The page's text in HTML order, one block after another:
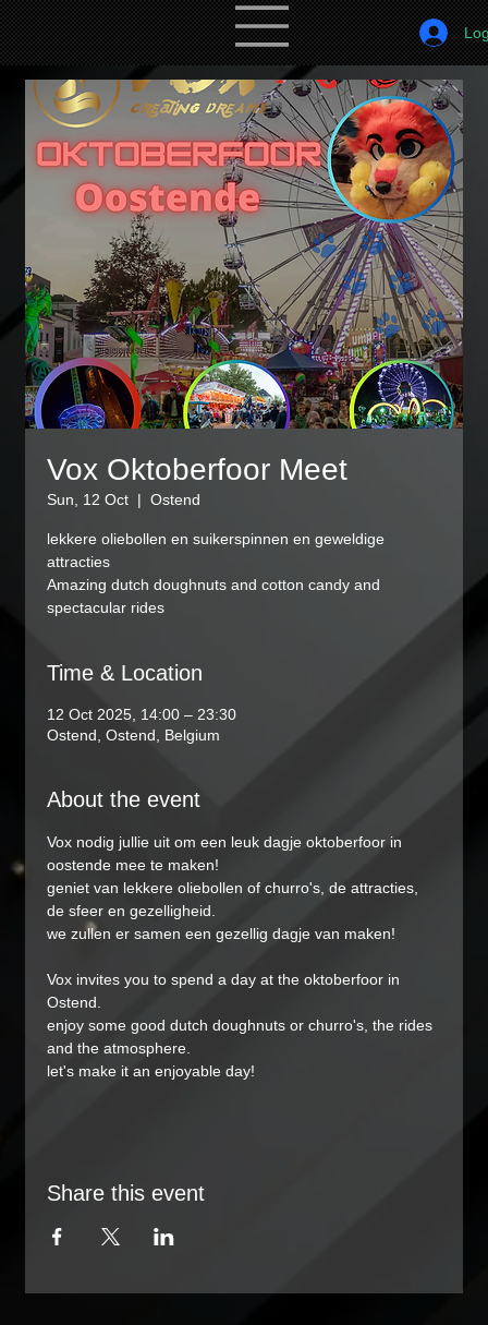
Vox Oktoberfoor Meet
Sun, 12 Oct
  |
Ostend
lekkere oliebollen en suikerspinnen en geweldige
attracties
Amazing dutch doughnuts and cotton candy and
spectacular rides
Time & Location
12 Oct 2025, 14:00 – 23:30
Ostend, Ostend, Belgium
About the event
Vox nodig jullie uit om een leuk dagje oktoberfoor in
oostende mee te maken!
geniet van lekkere oliebollen of churro's, de attracties,
de sfeer en gezelligheid.
we zullen er samen een gezellig dagje van maken!
Vox invites you to spend a day at the oktoberfoor in
Ostend.
enjoy some good dutch doughnuts or churro's, the rides
and the atmosphere.
let's make it an enjoyable day!
Share this event